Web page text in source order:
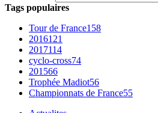
Tags populaires
Tour de France158
2016121
2017114
cyclo-cross74
201566
Trophée Madiot56
Championnats de France55